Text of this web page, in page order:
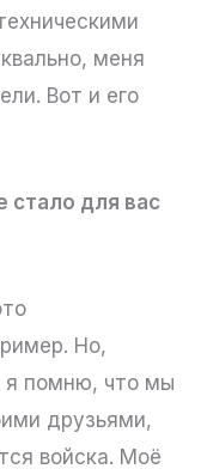
меня
Вот и его
стало для вас
Но,
я помню, что мы
друзьями,
войска. Моё